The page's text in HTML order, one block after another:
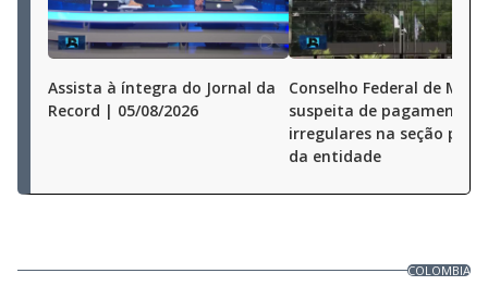
Assista à íntegra do Jornal da
Record | 05/08/2026
Conselho Federal de
suspeita de pagamentos
irregulares na seção
da entidade
COLOMBIA